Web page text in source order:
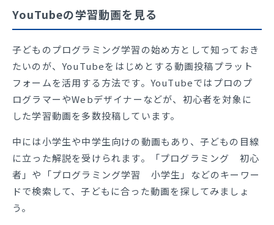
YouTubeの学習動画を見る
子どものプログラミング学習の始め方として知っておき
たいのが、YouTubeをはじめとする動画投稿プラット
フォームを活用する方法です。YouTubeではプロのプ
ログラマーやWebデザイナーなどが、初心者を対象に
した学習動画を多数投稿しています。
中には小学生や中学生向けの動画もあり、子どもの目線
に立った解説を受けられます。「プログラミング 初心
者」や「プログラミング学習 小学生」などのキーワー
ドで検索して、子どもに合った動画を探してみましょ
う。